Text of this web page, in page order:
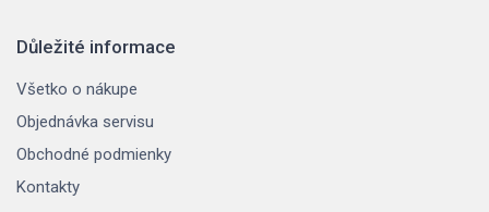
Důležité informace
Všetko o nákupe
Objednávka servisu
Obchodné podmienky
Kontakty